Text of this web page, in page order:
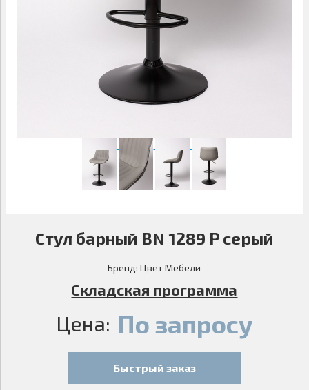
Стул барный BN 1289 P серый
Бренд:Цвет Мебели
Складская программа
Цена: По запросу
Быстрый заказ